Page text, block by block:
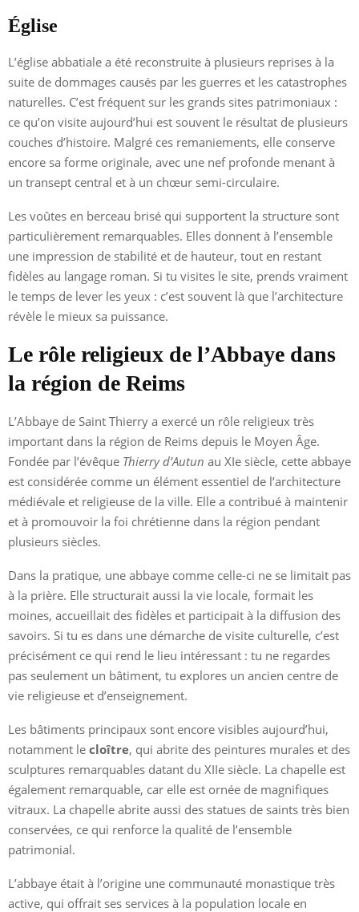
Église
L’église abbatiale a été reconstruite à plusieurs reprises à la
suite de dommages causés par les guerres et les catastrophes
naturelles. C’est fréquent sur les grands sites patrimoniaux :
ce qu’on visite aujourd’hui est souvent le résultat de plusieurs
couches d’histoire. Malgré ces remaniements, elle conserve
encore sa forme originale, avec une nef profonde menant à
un transept central et à un chœur semi-circulaire.
Les voûtes en berceau brisé qui supportent la structure sont
particulièrement remarquables. Elles donnent à l’ensemble
une impression de stabilité et de hauteur, tout en restant
fidèles au langage roman. Si tu visites le site, prends vraiment
le temps de lever les yeux : c’est souvent là que l’architecture
révèle le mieux sa puissance.
Le rôle religieux de l’Abbaye dans
la région de Reims
L’Abbaye de Saint Thierry a exercé un rôle religieux très
important dans la région de Reims depuis le Moyen Âge.
Fondée par l’évêque Thierry d’Autun au XIe siècle, cette abbaye
est considérée comme un élément essentiel de l’architecture
médiévale et religieuse de la ville. Elle a contribué à maintenir
et à promouvoir la foi chrétienne dans la région pendant
plusieurs siècles.
Dans la pratique, une abbaye comme celle-ci ne se limitait pas
à la prière. Elle structurait aussi la vie locale, formait les
moines, accueillait des fidèles et participait à la diffusion des
savoirs. Si tu es dans une démarche de visite culturelle, c’est
précisément ce qui rend le lieu intéressant : tu ne regardes
pas seulement un bâtiment, tu explores un ancien centre de
vie religieuse et d’enseignement.
Les bâtiments principaux sont encore visibles aujourd’hui,
notamment le cloître, qui abrite des peintures murales et des
sculptures remarquables datant du XIIe siècle. La chapelle est
également remarquable, car elle est ornée de magnifiques
vitraux. La chapelle abrite aussi des statues de saints très bien
conservées, ce qui renforce la qualité de l’ensemble
patrimonial.
L’abbaye était à l’origine une communauté monastique très
active, qui offrait ses services à la population locale en